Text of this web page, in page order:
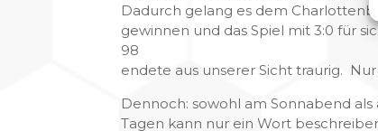
Dadurch gelang es dem
gewinnen und das Spiel mit 3:0 für
98
endete aus unserer Sicht traurig.
Dennoch: sowohl am Sonnabend
Tagen kann nur ein Wort